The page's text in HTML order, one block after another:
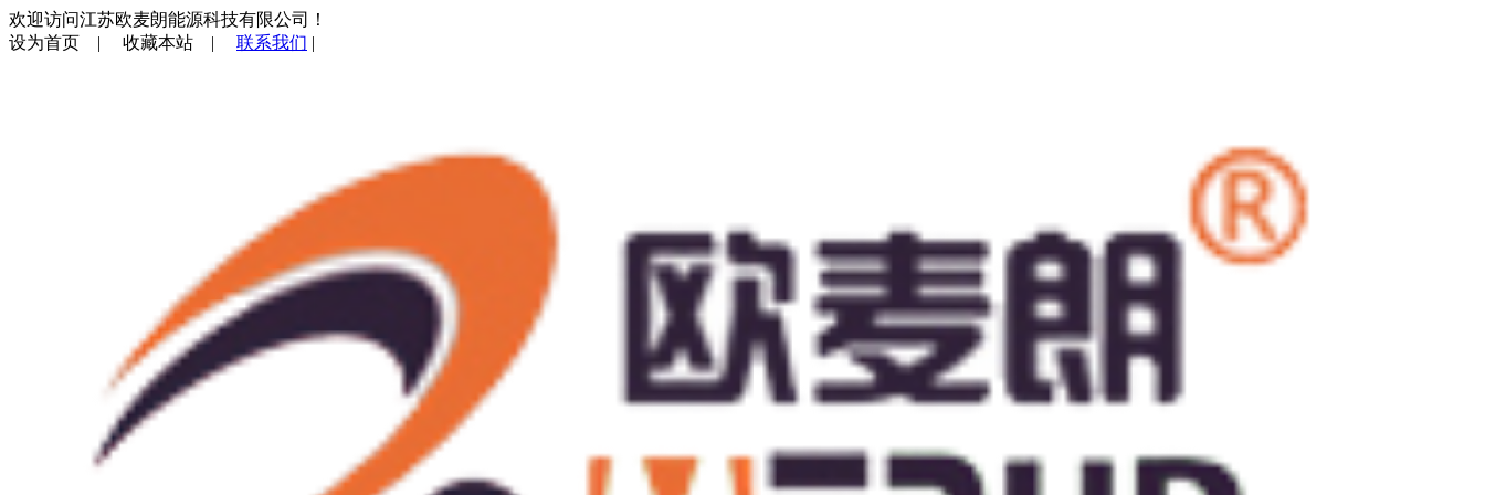
欢迎访问江苏欧麦朗能源科技有限公司！
设为首页 | 收藏本站 | 联系我们 |